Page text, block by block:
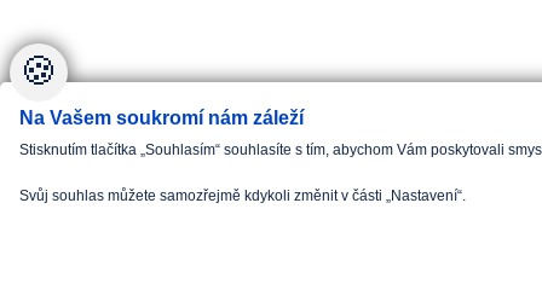
🍪
Na Vašem soukromí nám záleží
Stisknutím tlačítka „Souhlasím“ souhlasíte s tím, abychom Vám poskytovali
Svůj souhlas můžete samozřejmě kdykoli změnit v části „Nastavení“.